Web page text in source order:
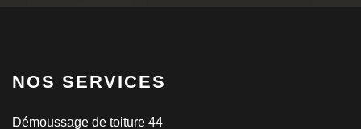
NOS SERVICES
Démoussage de toiture 44